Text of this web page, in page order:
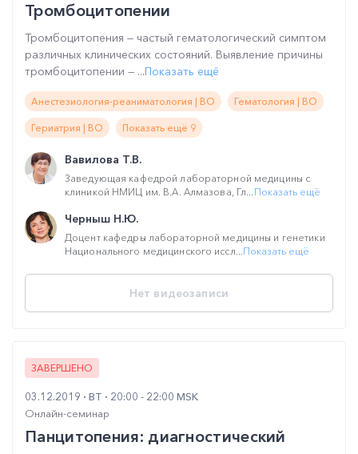
Тромбоцитопении
Тромбоцитопения — частый гематологический симптом
различных клинических состояний. Выявление причины
тромбоцитопении — ...Показать ещё
Анестезиология-реаниматология | ВО Гематология | ВО
Гериатрия | ВО Показать ещё 9
Вавилова Т.В.
Заведующая кафедрой лабораторной медицины с
клиникой НМИЦ им. В.А. Алмазова, Гл... Показать ещё
Черныш Н.Ю.
Доцент кафедры лабораторной медицины и генетики
Национального медицинского иссл...Показать ещё
Нет видеозаписи
ЗАВЕРШЕНО
03.12.2019 ВТ
20:00 - 22:00 MSK
Онлайн-семинар
Панцитопения: диагностический